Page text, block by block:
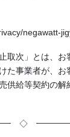
negawatt-
取次」とは、お
た事業者が、お
供給等契約の解
◇